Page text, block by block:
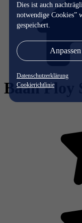
Dies ist auch
notwendige Cookies”
gespeichert.
Anpassen
Datenschutzerklärung
Cookierichtlinie
Baan Ploy